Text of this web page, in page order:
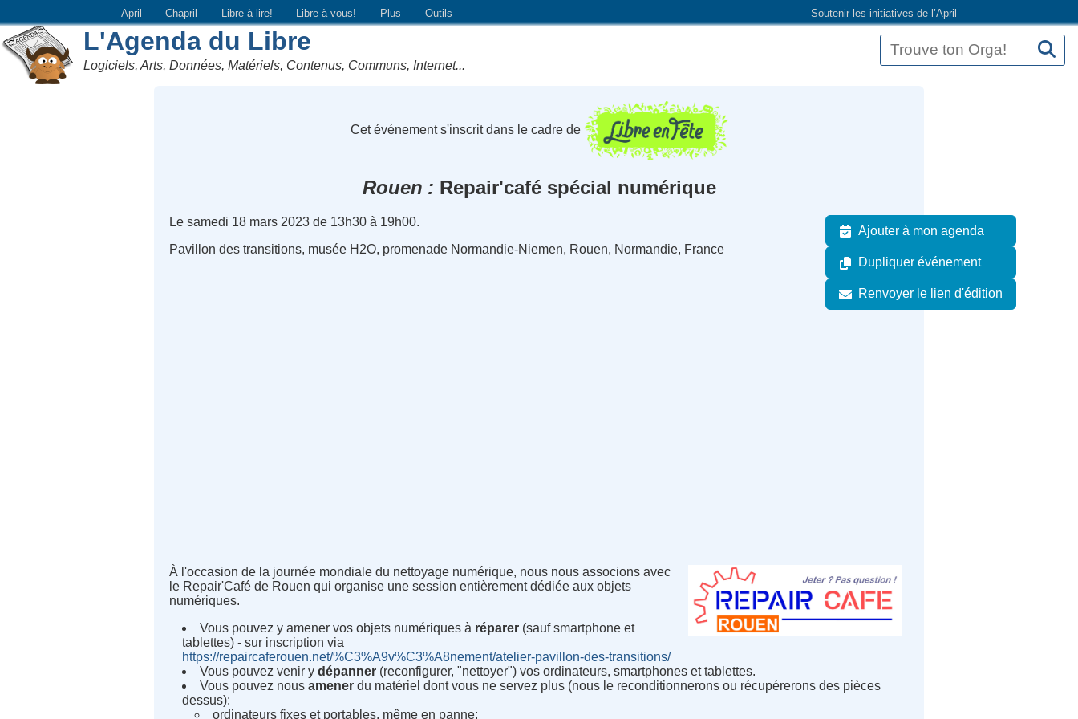
Soutenir les initiatives de l’April
April Chapril Libre à lire! Libre à vous! Plus Outils
L'Agenda du Libre
Logiciels, Arts, Données, Matériels, Contenus, Communs, Internet...
Cet événement s'inscrit dans le cadre de
Rouen Repair'café spécial numérique
Ajouter à mon agenda
Dupliquer événement
Renvoyer le lien d'édition
Le samedi 18 mars 2023 de 13h30 à 19h00.
Pavillon des transitions, musée H2O, promenade Normandie-Niemen, Rouen, Normandie, France
À l'occasion de la journée mondiale du nettoyage numérique, nous nous associons avec
le Repair'Café de Rouen qui organise une session entièrement dédiée aux objets
numériques.
Vous pouvez y amener vos objets numériques à réparer (sauf smartphone et
tablettes) - sur inscription via
https://repaircaferouen.net/%C3%A9v%C3%A8nement/atelier-pavillon-des-transitions/
Vous pouvez venir ydépanner (reconfigurer, "nettoyer") vos ordinateurs, smartphones et tablettes.
Vous pouvez nousamener du matériel dont vous ne servez plus (nous le reconditionnerons ou récupérerons des pièces
dessus):
ordinateurs fixes et portables, même en panne;